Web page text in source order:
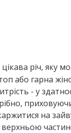
річ, яку
або гарна
- у
на
верхньою